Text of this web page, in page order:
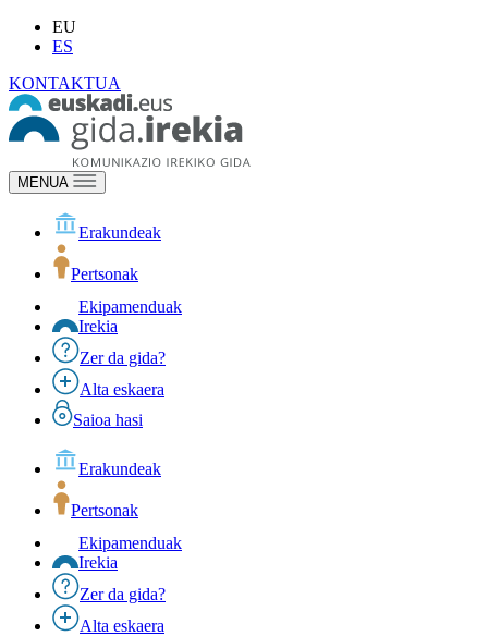
EU
ES
KONTAKTUA
MENUA
Erakundeak
Pertsonak
Ekipamenduak
Irekia
Zer da gida?
Alta eskaera
Saioa hasi
Erakundeak
Pertsonak
Ekipamenduak
Irekia
Zer da gida?
Alta eskaera